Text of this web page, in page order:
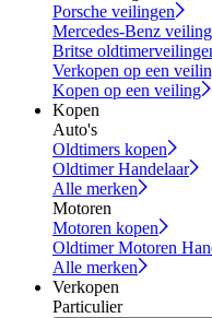
Porsche veilingen
Mercedes-Benz
Britse
Verkopen op een
Kopen op een veiling
Kopen
Auto's
Oldtimers kopen
Oldtimer Handelaar
Alle merken
Motoren
Motoren kopen
Oldtimer Motoren
Alle merken
Verkopen
Particulier